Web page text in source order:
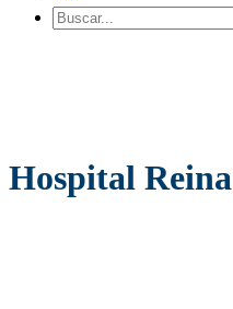
Hospital